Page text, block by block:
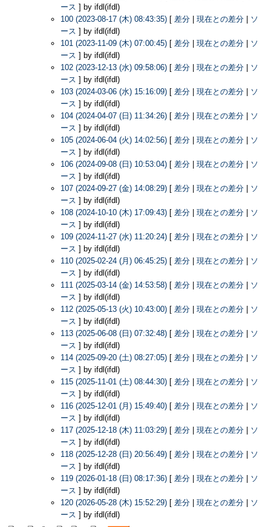
ース ] by ifdl(ifdl)
100 (2023-08-17 (木) 08:43:35) [ 差分 現在との差分
ソ
ース ] by ifdl(ifdl)
101 (2023-11-09 (木) 07:00:45) [ 差分 現在との差分
ソ
ース ] by ifdl(ifdl)
102 (2023-12-13 (水) 09:58:06) [ 差分 現在との差分
ソ
ース ] by ifdl(ifdl)
103 (2024-03-06 (水) 15:16:09) [ 差分 現在との差分
ソ
ース ] by ifdl(ifdl)
104 (2024-04-07 (日) 11:34:26) [ 差分 現在との差分
ソ
ース ] by ifdl(ifdl)
105 (2024-06-04 (火) 14:02:56) [ 差分 現在との差分
ソ
ース ] by ifdl(ifdl)
106 (2024-09-08 (日) 10:53:04) [ 差分 現在との差分
ソ
ース ] by ifdl(ifdl)
107 (2024-09-27 (金) 14:08:29) [ 差分 現在との差分
ソ
ース ] by ifdl(ifdl)
108 (2024-10-10 (木) 17:09:43) [ 差分 現在との差分
ソ
ース ] by ifdl(ifdl)
109 (2024-11-27 (水) 11:20:24) [ 差分 現在との差分
ソ
ース ] by ifdl(ifdl)
110 (2025-02-24 (月) 06:45:25) [ 差分 現在との差分
ソ
ース ] by ifdl(ifdl)
111 (2025-03-14 (金) 14:53:58) [ 差分 現在との差分
ソ
ース ] by ifdl(ifdl)
112 (2025-05-13 (火) 10:43:00) [ 差分 現在との差分
ソ
ース ] by ifdl(ifdl)
113 (2025-06-08 (日) 07:32:48) [ 差分 現在との差分
ソ
ース ] by ifdl(ifdl)
114 (2025-09-20 (土) 08:27:05) [ 差分 現在との差分
ソ
ース ] by ifdl(ifdl)
115 (2025-11-01 (土) 08:44:30) [ 差分 現在との差分
ソ
ース ] by ifdl(ifdl)
116 (2025-12-01 (月) 15:49:40) [ 差分 現在との差分
ソ
ース ] by ifdl(ifdl)
117 (2025-12-18 (木) 11:03:29) [ 差分 現在との差分
ソ
ース ] by ifdl(ifdl)
118 (2025-12-28 (日) 20:56:49) [ 差分 現在との差分
ソ
ース ] by ifdl(ifdl)
119 (2026-01-18 (日) 08:17:36) [ 差分 現在との差分
ソ
ース ] by ifdl(ifdl)
120 (2026-05-28 (木) 15:52:29) [ 差分 現在との差分
ソ
ース ] by ifdl(ifdl)